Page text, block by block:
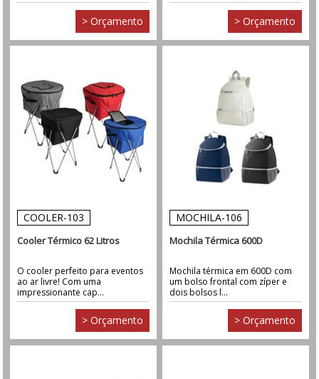
> Orçamento > Orçamento
COOLER-103
Cooler Térmico 62 Litros
O cooler perfeito para eventos
ao ar livre! Com uma
impressionante cap...
> Orçamento
MOCHILA-106
Mochila Térmica 600D
Mochila térmica em 600D com
um bolso frontal com zíper e
dois bolsos l...
> Orçamento